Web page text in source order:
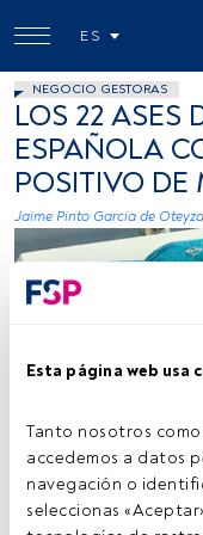
Esta página web usa
Tanto nosotros
accedemos a datos
navegación o
seleccionas
ES
NEGOCIO GESTORAS
LOS 22 ASES
ESPAÑOLA
POSITIVO DE
Jaime Pinto Garcia de Oteyza
Scorpions and
Tiempo lectura: 2 min.